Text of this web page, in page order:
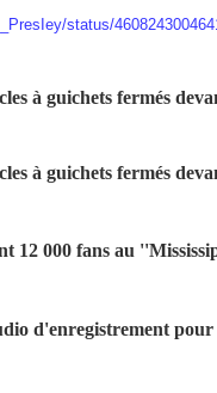
status/
à guichets fermés
à guichets fermés
12 000 fans au
d'enregistrement